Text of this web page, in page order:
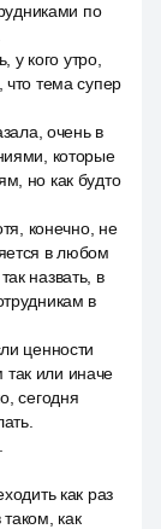
по
у кого утро,
тема супер
очень в
которые
но как будто
конечно, не
в любом
назвать, в
в
ценности
или иначе
сегодня
как раз
как